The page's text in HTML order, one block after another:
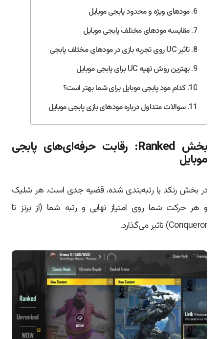
مودهای ویژه و محدود پابجی موبایل
مقایسه مودهای مختلف پابجی موبایل
تاثیر UC روی تجربه بازی در مودهای مختلف پابجی
بهترین روش تهیه UC برای پابجی موبایل
کدام مود پابجی موبایل برای شما بهتر است؟
سوالات متداول درباره مودهای بازی پابجی موبایل
بخش Ranked: رقابت حرفه‌ای‌های پابجی
موبایل
در بخش رنکد یا رتبه‌بندی شده، قضیه جدی است. هر شلیک
و هر حرکت شما روی امتیاز نهایی و رتبه شما (از برنز تا
Conqueror) تاثیر می‌گذارد.